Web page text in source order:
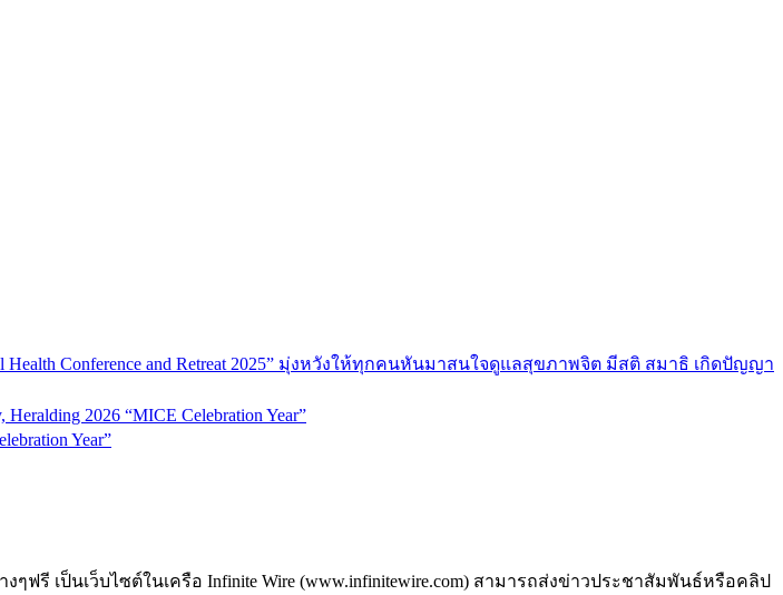
Conference and Retreat 2025” มุ่งหวังให้ทุกคนหันมาสนใจดูแลสุขภาพจิต มีสติ สมาธิ เกิดปัญญา
2026 “MICE Celebration Year”
Year”
รี เป็นเว็บไซต์ในเครือ Infinite Wire (www.infinitewire.com) สามารถส่งข่าวประชาสัมพันธ์หรือคลิป